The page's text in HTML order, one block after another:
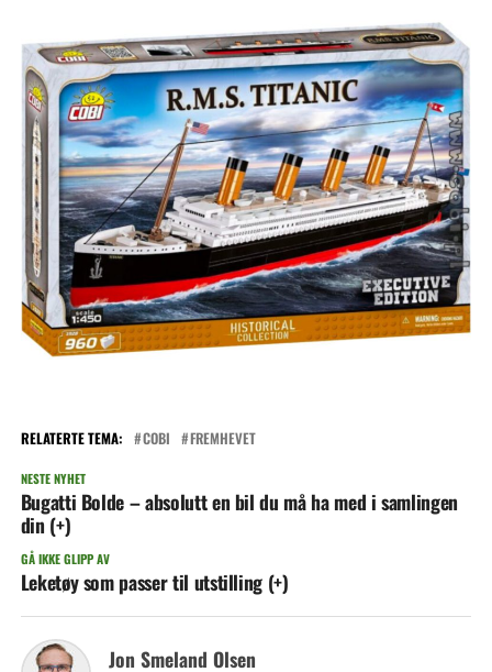
RELATERTE TEMA: COBI FREMHEVET
NESTE NYHET
Bugatti Bolde – absolutt en bil du må ha med i samlingen
din (+)
GÅ IKKE GLIPP AV
Leketøy som passer til utstilling (+)
Jon Smeland Olsen